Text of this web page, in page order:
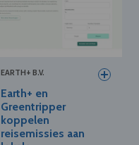
EARTH+ B.V.
Earth+ en
Greentripper
koppelen
reisemissies aan